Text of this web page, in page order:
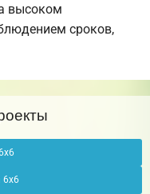
высоком
сроков,
6х6